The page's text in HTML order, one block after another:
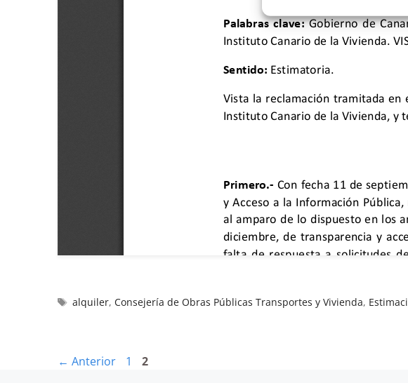
alquiler,Consejería de Obras Públicas Transportes y Vivienda,
← Anterior 1 2